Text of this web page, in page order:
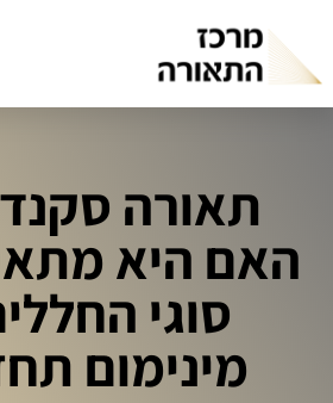
תאורה
האם היא
סוגי
מינימום